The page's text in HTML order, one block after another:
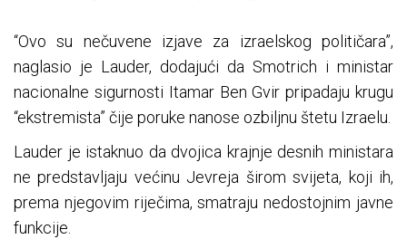
“Ovo su nečuvene izjave za izraelskog političara”,
naglasio je Lauder, dodajući da Smotrich i ministar
nacionalne sigurnosti Itamar Ben Gvir pripadaju krugu
“ekstremista” čije poruke nanose ozbiljnu štetu Izraelu.
Lauder je istaknuo da dvojica krajnje desnih ministara
ne predstavljaju većinu Jevreja širom svijeta, koji ih,
prema njegovim riječima, smatraju nedostojnim javne
funkcije.